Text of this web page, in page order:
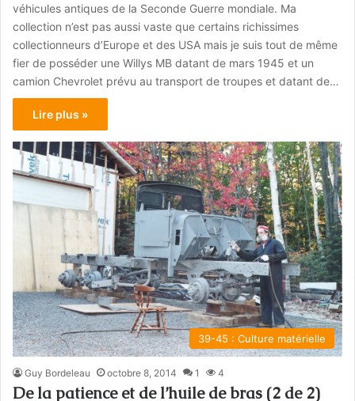
véhicules antiques de la Seconde Guerre mondiale. Ma
collection n’est pas aussi vaste que certains richissimes
collectionneurs d’Europe et des USA mais je suis tout de même
fier de posséder une Willys MB datant de mars 1945 et un
camion Chevrolet prévu au transport de troupes et datant de…
Lire plus »
39-45 : Culture matérielle
Guy Bordeleau octobre 8, 2014 1 4
De la patience et de l’huile de bras (2 de 2)